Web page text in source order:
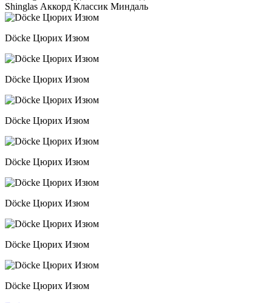
Shinglas Аккорд Классик Миндаль
Döcke Цюрих Изюм
Döcke Цюрих Изюм
Döcke Цюрих Изюм
Döcke Цюрих Изюм
Döcke Цюрих Изюм
Döcke Цюрих Изюм
Döcke Цюрих Изюм